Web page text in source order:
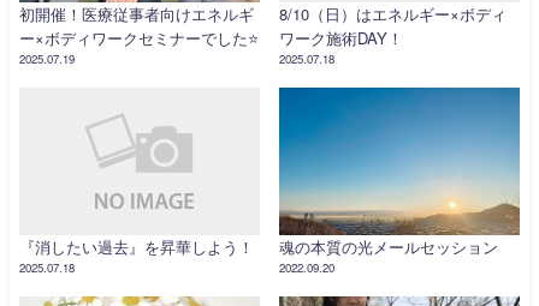
初開催！医療従事者向けエネルギ
ー×ボディワークセミナーでした⭐️
2025.07.19
8/10（日）はエネルギー×ボディ
ワーク施術DAY！
2025.07.18
『消したい過去』を昇華しよう！
2025.07.18
魂の本質の光メールセッション
2022.09.20